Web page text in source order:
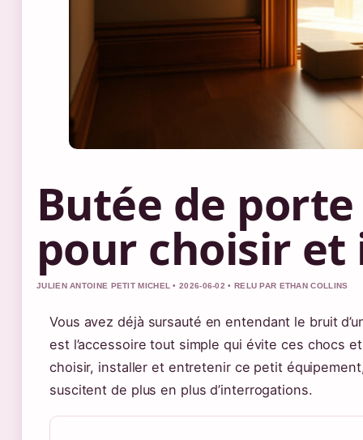
Butée de
pour choisir
JULIEN ANTOINE PETIT MICHEL • 2026-06-02 • RELU PAR ETHAN COLLINS
Vous avez déjà sursauté en entendant le bruit
est l’accessoire tout simple qui évite ces chocs
choisir, installer et entretenir ce petit
suscitent de plus en plus d’interrogations.